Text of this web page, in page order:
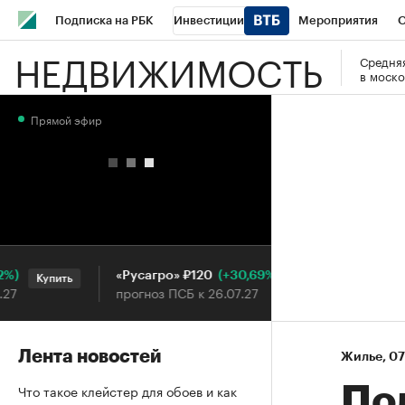
Подписка на РБК Инвестиции Мероприятия
Школа управления РБК РБК Образование РБК Курсы
НЕДВИЖИМОСТЬ
в
Жилье⁠, 07
Прямой эфир
Купить «Русагро» ₽120 (+30,69%)
прогноз ПСБ к 26.07.27
Лента новостей
Что такое клейстер для обоев и как